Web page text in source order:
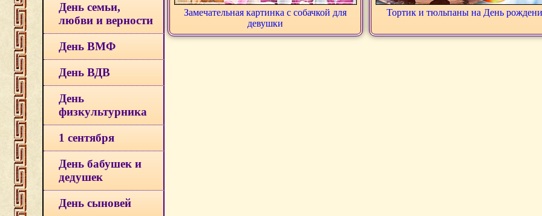
День семьи,
любви и верности
День ВМФ
День ВДВ
День
физкультурника
1 сентября
День бабушек и
дедушек
День сыновей
Замечательная картинка с собачкой для
девушки
Тортик и тюльпаны на День